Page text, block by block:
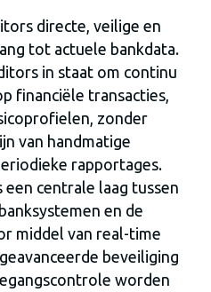
directe, veilige en
tot actuele bankdata.
in staat om continu
financiële transacties,
zonder
van handmatige
rapportages.
centrale laag tussen
en de
middel van real-time
beveiliging
worden